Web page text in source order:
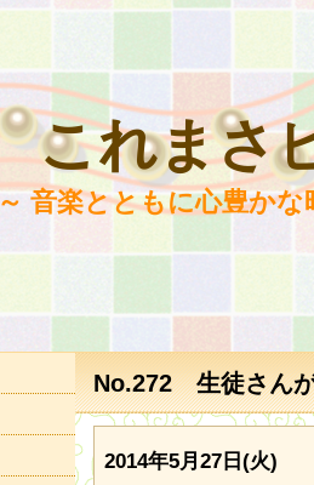
これまさ
～ 音楽とともに心豊か
No.272 生徒さん
2014年5月27日(火)